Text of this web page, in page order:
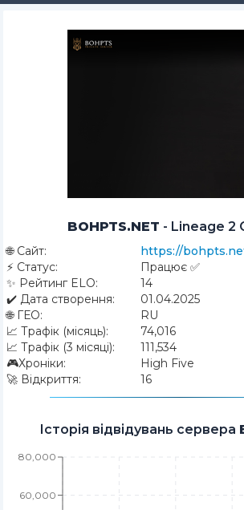
BOHPTS.NET - Lineage 2
🌐 Сайт:
https://
⚡ Статус:
Працює ✅
✨ Рейтинг ELO:
14
✔️ Дата створення:
01.04.2025
🌐 ГЕО:
RU
📈 Трафік (місяць):
74,016
📈 Трафік (3 місяці):
111,534
🎮Хроніки:
High Five
🚀 Відкриття: 16
Історія відвідувань сервера
60,000
80,000